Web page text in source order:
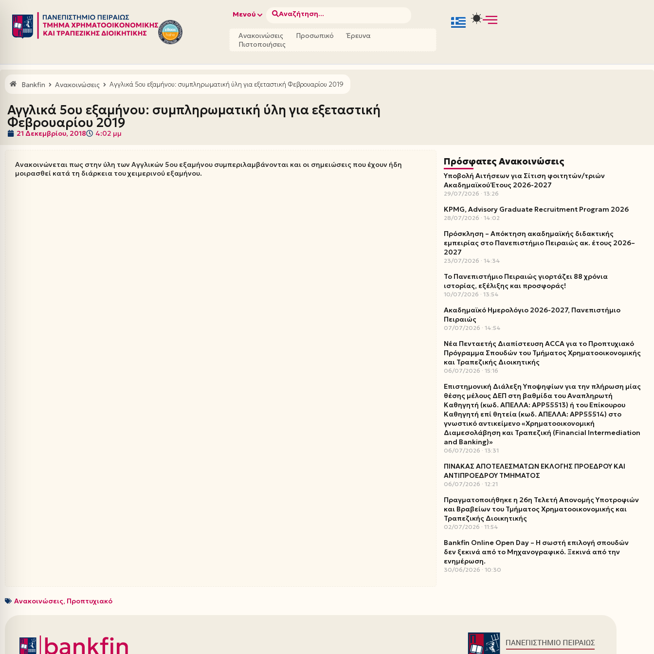
Μεταπηδήστε
στο
Μενού Αναζήτηση...
Ανακοινώσεις Προσωπικό
Έρευνα
Πιστοποιήσεις
Bankfin Ανακοινώσεις Αγγλικά 5ου εξαμήνου: συμπληρωματική ύλη για εξεταστική Φεβρουαρίου 2019
Αγγλικά 5ου εξαμήνου: συμπληρωματική ύλη για εξεταστική
Φεβρουαρίου 2019
21 Δεκεμβρίου, 2018 4:02 μμ
Ανακοινώνεται πως στην ύλη των Αγγλικών 5ου εξαμήνου συμπεριλαμβάνονται και οι σημειώσεις που έχουν ήδη
μοιρασθεί κατά τη διάρκεια του χειμερινού εξαμήνου.
Πρόσφατες Ανακοινώσεις
Υποβολή Αιτήσεων για Σίτιση φοιτητών/τριών
Ακαδημαϊκού Έτους 2026-2027
29/07/2026 13:26
KPMG, Advisory Graduate Recruitment Program 2026
28/07/2026 14:02
Πρόσκληση – Απόκτηση ακαδημαϊκής διδακτικής
εμπειρίας στο Πανεπιστήμιο Πειραιώς ακ. έτους 2026–
2027
23/07/2026 14:34
Το Πανεπιστήμιο Πειραιώς γιορτάζει 88 χρόνια
ιστορίας, εξέλιξης και προσφοράς!
10/07/2026 13:54
Ακαδημαϊκό Ημερολόγιο 2026-2027, Πανεπιστήμιο
Πειραιώς
07/07/2026 14:54
Νέα Πενταετής Διαπίστευση ACCA για το Προπτυχιακό
Πρόγραμμα Σπουδών του Τμήματος Χρηματοοικονομικής
και Τραπεζικής Διοικητικής
06/07/2026 15:16
Επιστημονική Διάλεξη Υποψηφίων για την πλήρωση μίας
θέσης μέλους ΔΕΠ στη βαθμίδα του Αναπληρωτή
Καθηγητή (κωδ. ΑΠΕΛΛΑ: ΑΡΡ55513) ή του Επίκουρου
Καθηγητή επί θητεία (κωδ. ΑΠΕΛΛΑ: ΑΡΡ55514) στο
γνωστικό αντικείμενο «Χρηματοοικονομική
Διαμεσολάβηση και Τραπεζική (Financial Intermediation
and Banking)»
06/07/2026 13:31
ΠΙΝΑΚΑΣ ΑΠΟΤΕΛΕΣΜΑΤΩΝ ΕΚΛΟΓΗΣ ΠΡΟΕΔΡΟΥ ΚΑΙ
ΑΝΤΙΠΡΟΕΔΡΟΥ ΤΜΗΜΑΤΟΣ
06/07/2026 12:21
Πραγματοποιήθηκε η 26η Τελετή Απονομής Υποτροφιών
και Βραβείων του Τμήματος Χρηματοοικονομικής και
Τραπεζικής Διοικητικής
02/07/2026 11:54
Bankfin Online Open Day – Η σωστή επιλογή σπουδών
δεν ξεκινά από το Μηχανογραφικό. Ξεκινά από την
ενημέρωση.
30/06/2026 10:30
Ανακοινώσεις, Προπτυχιακό